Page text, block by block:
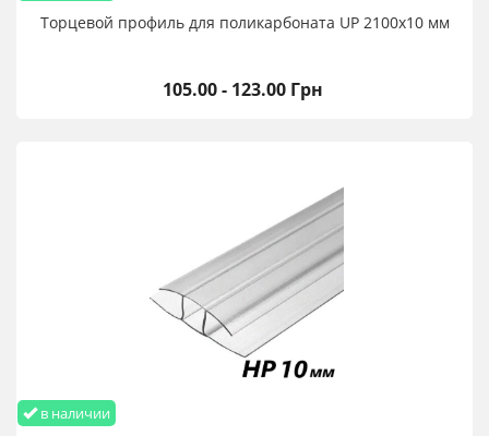
Торцевой профиль для поликарбоната UP 2100х10 мм
105.00 - 123.00 Грн
в наличии